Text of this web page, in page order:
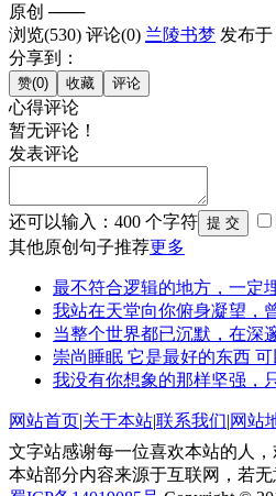
原创 ───
浏览(530) 评论(0) 兰陵书梦 发布于
分享到：
心得评论
暂无评论！
发表评论
还可以输入： 400 个字符
其他原创句子推荐更多
最不符合逻辑的地方，一定
我站在天堂向你俯身凝望，
当整个世界都已沉默，在深
崇尚睡眠 它是最好的东西
我没有你想象的那样坚强，
网站首页|关于本站|联系我们|网站
文字站感谢每一位喜欢本站的人
本站部分内容来源于互联网，若